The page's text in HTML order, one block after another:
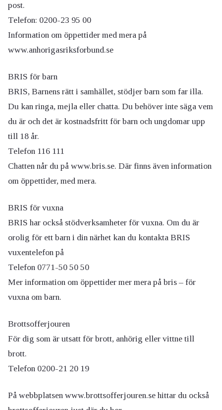
post.
Telefon: 0200-23 95 00
Information om öppettider med mera på
www.anhorigasriksforbund.se
BRIS för barn
BRIS, Barnens rätt i samhället, stödjer barn som far illa.
Du kan ringa, mejla eller chatta. Du behöver inte säga vem
du är och det är kostnadsfritt för barn och ungdomar upp
till 18 år.
Telefon 116 111
Chatten når du på www.bris.se. Där finns även information
om öppettider, med mera.
BRIS för vuxna
BRIS har också stödverksamheter för vuxna. Om du är
orolig för ett barn i din närhet kan du kontakta BRIS
vuxentelefon på
Telefon 0771-50 50 50
Mer information om öppettider mer mera på bris – för
vuxna om barn.
Brottsofferjouren
För dig som är utsatt för brott, anhörig eller vittne till
brott.
Telefon 0200-21 20 19
På webbplatsen www.brottsofferjouren.se hittar du också